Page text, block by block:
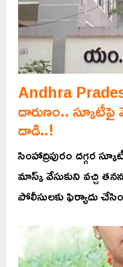
Andhra
దారుణం.. స్కూటీపై
దాడి..!
సింహాద్రిపురం దగ్గర
మాస్క్ వేసుకుని వచ్చి
పోలీసులకు ఫిర్యాదు